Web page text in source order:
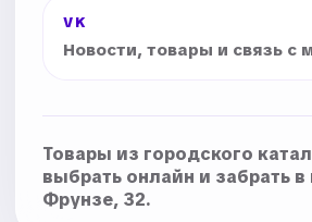
VK
Новости, товары и связь с
Товары из городского
выбрать онлайн и забрать в
Фрунзе, 32.